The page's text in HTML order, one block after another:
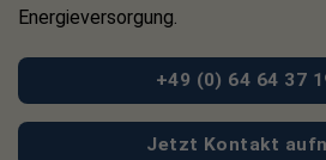
Energieversorgung.
+49 (0) 64 64 37
Jetzt Kontakt